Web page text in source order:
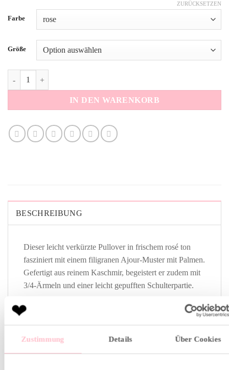
Zustimmung Details Über Cookies
Farbe
Größe
ZURÜCKSETZEN
Kaschmir Pullover Ajour rosé Menge
IN DEN WARENKORB
Alternative:
BESCHREIBUNG
Dieser leicht verkürzte Pullover in frischem rosé ton
fasziniert mit einem filigranen Ajour-Muster mit Palmen.
Gefertigt aus reinem Kaschmir, begeistert er zudem mit
3/4-Ärmeln und einer leicht gepufften Schulterpartie.
Verkürzte Passform
Ajour-Motiv mit Palmen